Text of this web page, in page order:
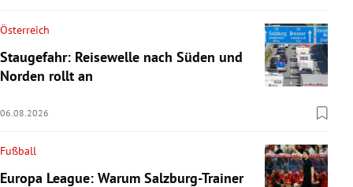
Österreich
Staugefahr: Reisewelle nach Süden und
Norden rollt an
06.08.2026
Fußball
Europa League: Warum Salzburg-Trainer